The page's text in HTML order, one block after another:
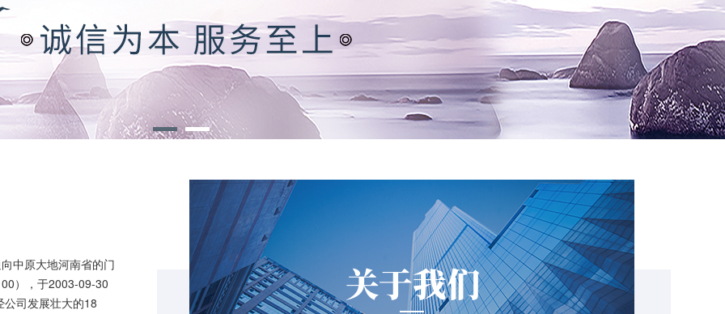
中原大地河南省的门
），于2003-09-30
司发展壮大的18